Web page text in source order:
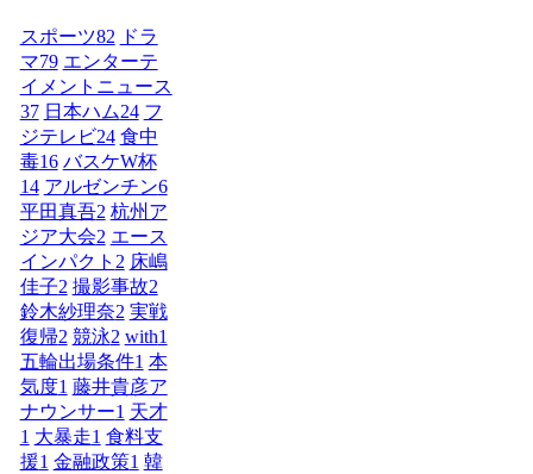
スポーツ82 ドラ
マ79 エンターテ
イメントニュース
37 日本ハム24 フ
ジテレビ24 食中
毒16 バスケW杯
14 アルゼンチン6
平田真吾2 杭州ア
ジア大会2 エース
インパクト 2 床嶋
佳子2 撮影事故2
鈴木紗理奈2 実戦
復帰2 競泳2 with1
五輪出場条件1 本
気度1 藤井貴彦ア
ナウンサー1 天才
1 大暴走1 食料支
援1 金融政策1 韓